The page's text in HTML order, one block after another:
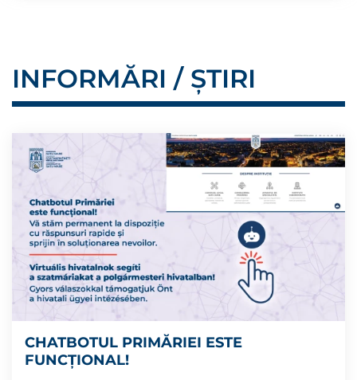
INFORMĂRI / ȘTIRI
CHATBOTUL PRIMĂRIEI ESTE
FUNCȚIONAL!